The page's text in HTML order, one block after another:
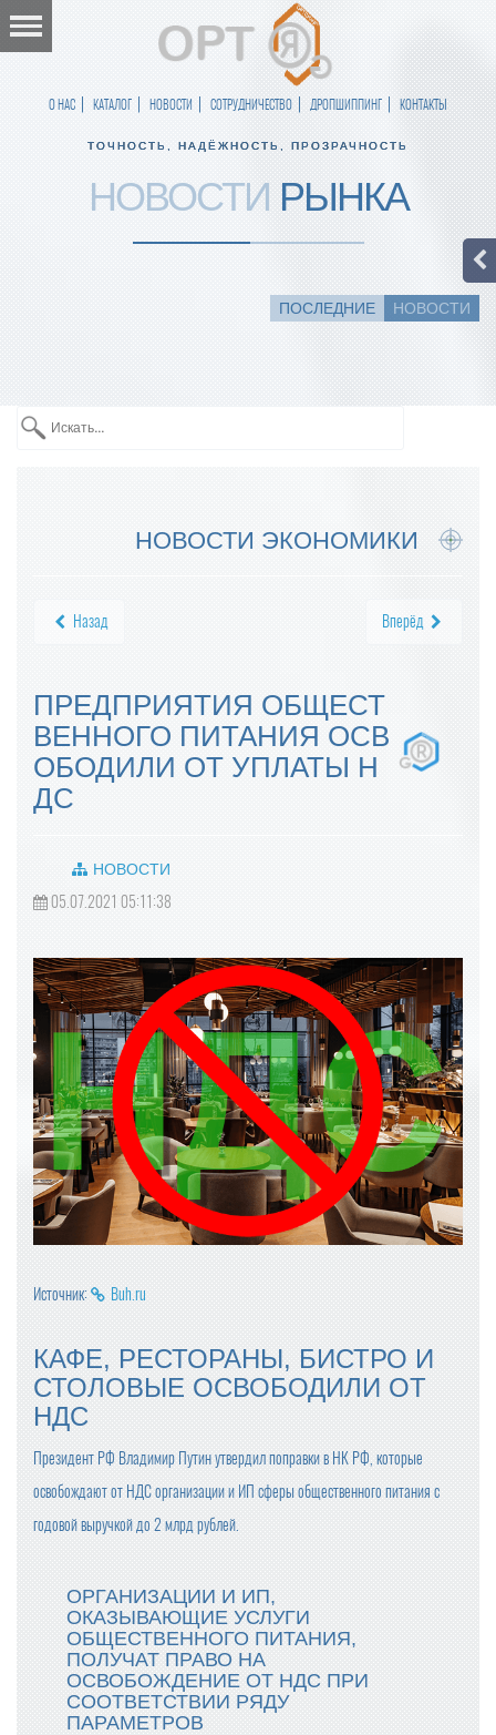
О НАС КАТАЛОГ НОВОСТИ СОТРУДНИЧЕСТВО ДРОПШИППИНГ КОНТАКТЫ
ТОЧНОСТЬ, НАДЁЖНОСТЬ, ПРОЗРАЧНОСТЬ
НОВОСТИ РЫНКА
ПОСЛЕДНИЕ НОВОСТИ
НОВОСТИ ЭКОНОМИКИ
Назад Вперёд
ПРЕДПРИЯТИЯ ОБЩЕСТ
ВЕННОГО ПИТАНИЯ ОСВ
ОБОДИЛИ ОТ УПЛАТЫ Н
ДС
НОВОСТИ
05.07.2021 05:11:38
Источник: Buh.ru
КАФЕ, РЕСТОРАНЫ, БИСТРО И
СТОЛОВЫЕ ОСВОБОДИЛИ ОТ
НДС
Президент РФ Владимир Путин утвердил поправки в НК РФ, которые
освобождают от НДС организации и ИП сферы общественного питания с
годовой выручкой до 2 млрд рублей.
ОРГАНИЗАЦИИ И ИП,
ОКАЗЫВАЮЩИЕ УСЛУГИ
ОБЩЕСТВЕННОГО ПИТАНИЯ,
ПОЛУЧАТ ПРАВО НА
ОСВОБОЖДЕНИЕ ОТ НДС ПРИ
СООТВЕТСТВИИ РЯДУ
ПАРАМЕТРОВ